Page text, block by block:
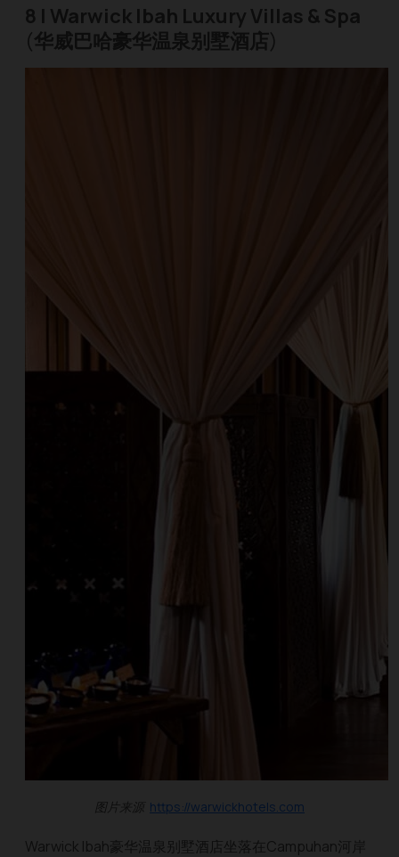
8 | Warwick Ibah Luxury Villas & Spa
(华威巴哈豪华温泉别墅酒店)
图片来源 https://warwickhotels.com
Warwick Ibah豪华温泉别墅酒店坐落在Campuhan河岸